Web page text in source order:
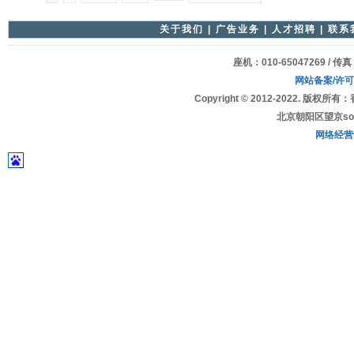
关于我们 广告业务 人才招聘 联系
座机：010-65047269 / 传
网站备案/许
Copyright © 2012-2022. 版权所有：
北京朝阳区望京
网络经